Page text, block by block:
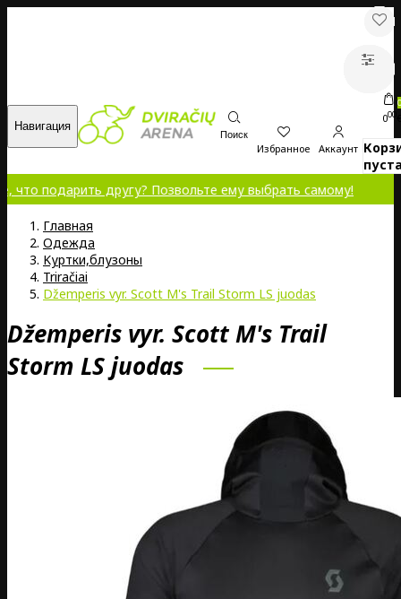
Навигация
Поиск
Избранное Аккаунт
0
000
другу? Позвольте ему выбрать самому!
Главная
Oдежда
Kуртки,блузоны
Triračiai
Džemperis vyr. Scott M's Trail Storm LS juodas
Džemperis vyr. Scott M's Trail
Storm LS juodas